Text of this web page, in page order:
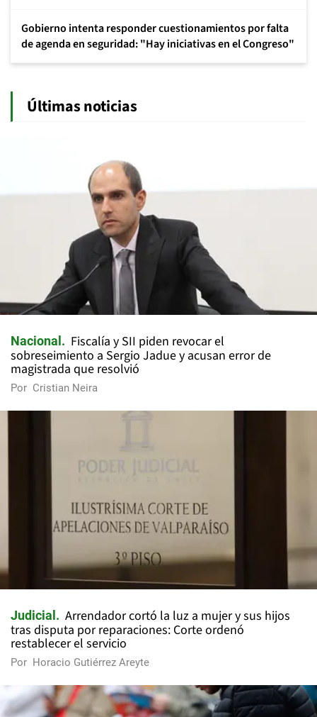
Gobierno intenta responder cuestionamientos por falta
de agenda en seguridad: "Hay iniciativas en el Congreso"
Últimas noticias
Nacional
Fiscalía y SII piden revocar el
sobreseimiento a Sergio Jadue y acusan error de
magistrada que resolvió
Por Cristian Neira
Judicial
Arrendador cortó la luz a mujer y sus hijos
tras disputa por reparaciones: Corte ordenó
restablecer el servicio
Por Horacio Gutiérrez Areyte